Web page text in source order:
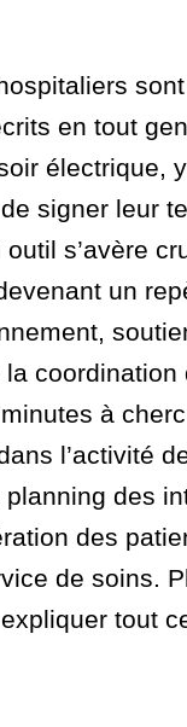
en tout
électrique,
signer leur
s’avère
un
coordination
à
l’activité
des
des
de soins.
tout